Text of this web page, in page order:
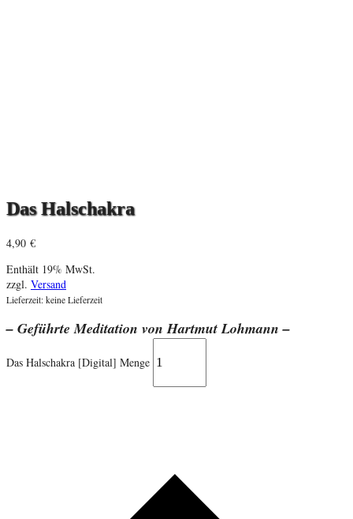
Das Halschakra
4,90 €
Enthält 19% MwSt.
zzgl. Versand
Lieferzeit: keine Lieferzeit
– Geführte Meditation von Hartmut Lohmann –
Das Halschakra [Digital] Menge